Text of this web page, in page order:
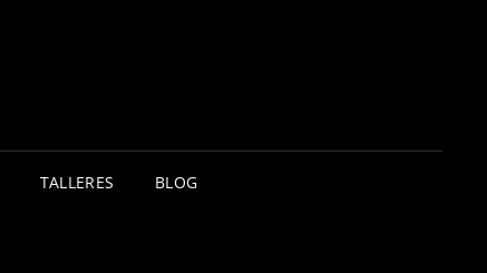
TALLERES BLOG